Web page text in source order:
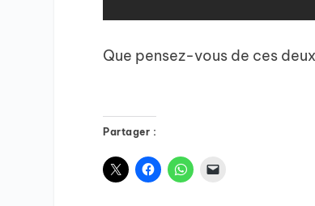
Que pensez-vous de ces
Partager :